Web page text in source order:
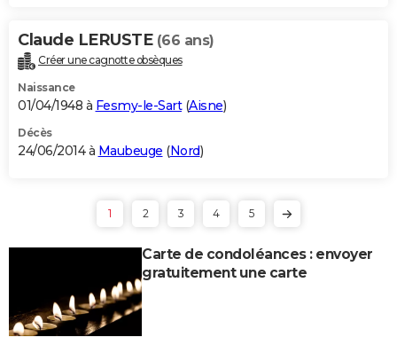
Claude LERUSTE (66 ans)
Créer une cagnotte obsèques
Naissance
01/04/1948 à Fesmy-le-Sart(Aisne)
Décès
24/06/2014 à Maubeuge (Nord)
1 2 3 4 5
Carte de condoléances : envoyer
gratuitement une carte